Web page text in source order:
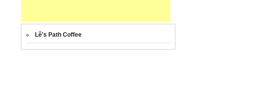
Lê's Path Coffee